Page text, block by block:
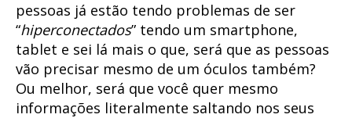
pessoas já estão tendo problemas de ser
“hiperconectados” tendo um smartphone,
tablet e sei lá mais o que, será que as pessoas
vão precisar mesmo de um óculos também?
Ou melhor, será que você quer mesmo
informações literalmente saltando nos seus